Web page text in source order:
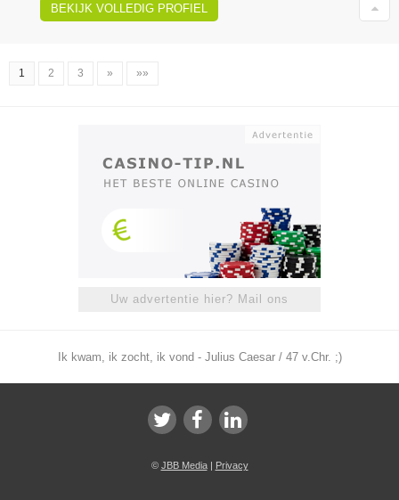
BEKIJK VOLLEDIG PROFIEL
1 2 3 » »»
Uw advertentie hier? Mail ons
Ik kwam, ik zocht, ik vond - Julius Caesar / 47 v.Chr. ;)
© JBB Media| Privacy